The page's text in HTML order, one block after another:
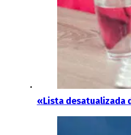
«Lista desatualizada